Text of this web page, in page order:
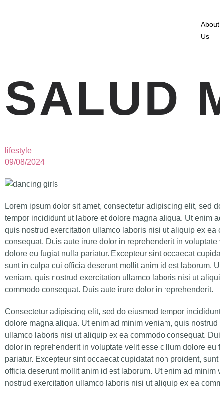
About
Us
SALUD
lifestyle
09/08/2024
Lorem ipsum dolor sit amet, consectetur adipiscing elit, sed
tempor incididunt ut labore et dolore magna aliqua. Ut enim
quis nostrud exercitation ullamco laboris nisi ut aliquip ex ea
consequat. Duis aute irure dolor in reprehenderit in
dolore eu fugiat nulla pariatur. Excepteur sint occaecat
sunt in culpa qui officia deserunt mollit anim id est laborum.
veniam, quis nostrud exercitation ullamco laboris nisi ut
commodo consequat. Duis aute irure dolor in reprehenderit.
Consectetur adipiscing elit, sed do eiusmod tempor
dolore magna aliqua. Ut enim ad minim veniam, quis nostrud
ullamco laboris nisi ut aliquip ex ea commodo consequat.
dolor in reprehenderit in voluptate velit esse cillum dolore eu
pariatur. Excepteur sint occaecat cupidatat non proident,
officia deserunt mollit anim id est laborum. Ut enim ad minim
nostrud exercitation ullamco laboris nisi ut aliquip ex ea